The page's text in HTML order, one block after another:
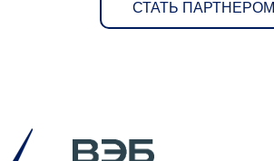
СТАТЬ ПАРТНЕРОМ